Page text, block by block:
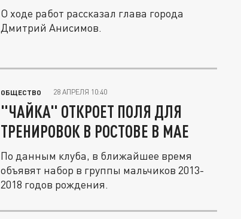
О ходе работ рассказал глава города
Дмитрий Анисимов.
ОБЩЕСТВО 28 АПРЕЛЯ 10:40
"ЧАЙКА" ОТКРОЕТ ПОЛЯ ДЛЯ
ТРЕНИРОВОК В РОСТОВЕ В МАЕ
По данным клуба, в ближайшее время
объявят набор в группы мальчиков 2013-
2018 годов рождения.